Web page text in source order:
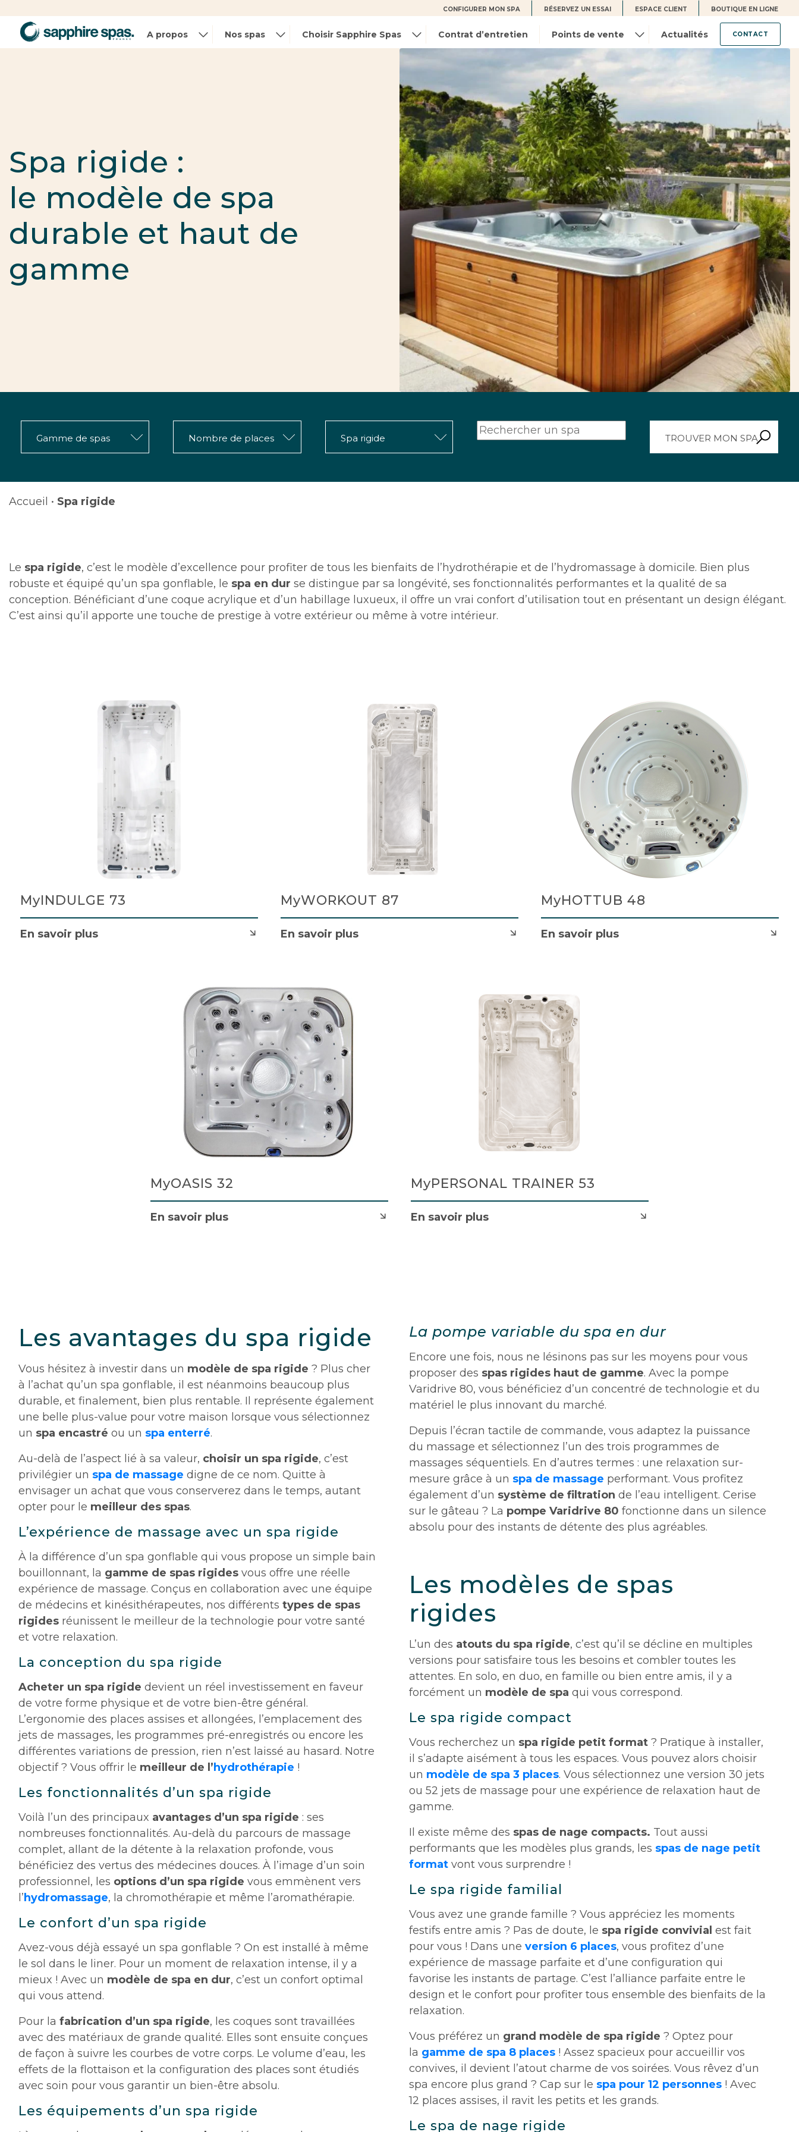
CONFIGURER MON SPA RÉSERVEZ UN ESSAI ESPACE CLIENT BOUTIQUE EN LIGNE
A propos Nos spas Choisir Sapphire Spas Contrat d’entretien Points de vente Actualités CONTACT
Spa rigide :
le modèle de spa
durable et haut de
gamme
Accueil • Spa rigide
Le spa rigide, c’est le modèle d’excellence pour profiter de tous les bienfaits de l’hydrothérapie et de l’hydromassage à domicile. Bien plus
robuste et équipé qu’un spa gonflable, le spa en dur se distingue par sa longévité, ses fonctionnalités performantes et la qualité de sa
conception. Bénéficiant d’une coque acrylique et d’un habillage luxueux, il offre un vrai confort d’utilisation tout en présentant un design élégant.
C’est ainsi qu’il apporte une touche de prestige à votre extérieur ou même à votre intérieur.
MyINDULGE 73
En savoir plus
MyWORKOUT 87
En savoir plus
MyHOTTUB 48
En savoir plus
MyOASIS 32
En savoir plus
MyPERSONAL TRAINER 53
En savoir plus
Les avantages du spa rigide
Vous hésitez à investir dans un modèle de spa rigide ? Plus cher
à l’achat qu’un spa gonflable, il est néanmoins beaucoup plus
durable, et finalement, bien plus rentable. Il représente également
une belle plus-value pour votre maison lorsque vous sélectionnez
un spa encastré ou un spa enterré.
Au-delà de l’aspect lié à sa valeur, choisir un spa rigide, c’est
privilégier un spa de massage digne de ce nom. Quitte à
envisager un achat que vous conserverez dans le temps, autant
opter pour le meilleur des spas.
L’expérience de massage avec un spa rigide
À la différence d’un spa gonflable qui vous propose un simple bain
bouillonnant, la gamme de spas rigides vous offre une réelle
expérience de massage. Conçus en collaboration avec une équipe
de médecins et kinésithérapeutes, nos différents types de spas
rigides réunissent le meilleur de la technologie pour votre santé
et votre relaxation.
La conception du spa rigide
Acheter un spa rigide devient un réel investissement en faveur
de votre forme physique et de votre bien-être général.
L’ergonomie des places assises et allongées, l’emplacement des
jets de massages, les programmes pré-enregistrés ou encore les
différentes variations de pression, rien n’est laissé au hasard. Notre
objectif ? Vous offrir le meilleur de l’hydrothérapie !
Les fonctionnalités d’un spa rigide
Voilà l’un des principaux avantages d’un spa rigide : ses
nombreuses fonctionnalités. Au-delà du parcours de massage
complet, allant de la détente à la relaxation profonde, vous
bénéficiez des vertus des médecines douces. À l’image d’un soin
professionnel, les options d’un spa rigide vous emmènent vers
l’hydromassage, la chromothérapie et même l’aromathérapie.
Le confort d’un spa rigide
Avez-vous déjà essayé un spa gonflable ? On est installé à même
le sol dans le liner. Pour un moment de relaxation intense, il y a
mieux ! Avec un modèle de spa en dur, c’est un confort optimal
qui vous attend.
Pour la fabrication d’un spa rigide, les coques sont travaillées
avec des matériaux de grande qualité. Elles sont ensuite conçues
de façon à suivre les courbes de votre corps. Le volume d’eau, les
effets de la flottaison et la configuration des places sont étudiés
avec soin pour vous garantir un bien-être absolu.
Les équipements d’un spa rigide
La pompe variable du spa en dur
Encore une fois, nous ne lésinons pas sur les moyens pour vous
proposer des spas rigides haut de gamme. Avec la pompe
Varidrive 80, vous bénéficiez d’un concentré de technologie et du
matériel le plus innovant du marché.
Depuis l’écran tactile de commande, vous adaptez la puissance
du massage et sélectionnez l’un des trois programmes de
massages séquentiels. En d’autres termes : une relaxation sur-
mesure grâce à un spa de massage performant. Vous profitez
également d’un système de filtration de l’eau intelligent. Cerise
sur le gâteau ? La pompe Varidrive 80 fonctionne dans un silence
absolu pour des instants de détente des plus agréables.
Les modèles de spas
rigides
L’un des atouts du spa rigide, c’est qu’il se décline en multiples
versions pour satisfaire tous les besoins et combler toutes les
attentes. En solo, en duo, en famille ou bien entre amis, il y a
forcément un modèle de spa qui vous correspond.
Le spa rigide compact
Vous recherchez un spa rigide petit format ? Pratique à installer,
il s’adapte aisément à tous les espaces. Vous pouvez alors choisir
un modèle de spa 3 places. Vous sélectionnez une version 30 jets
ou 52 jets de massage pour une expérience de relaxation haut de
gamme.
Il existe même des spas de nage compacts. Tout aussi
performants que les modèles plus grands, les spas de nage petit
format vont vous surprendre !
Le spa rigide familial
Vous avez une grande famille ? Vous appréciez les moments
festifs entre amis ? Pas de doute, le spa rigide convivial est fait
pour vous ! Dans une version 6 places, vous profitez d’une
expérience de massage parfaite et d’une configuration qui
favorise les instants de partage. C’est l’alliance parfaite entre le
design et le confort pour profiter tous ensemble des bienfaits de la
relaxation.
Vous préférez un grand modèle de spa rigide ? Optez pour
la gamme de spa 8 places ! Assez spacieux pour accueillir vos
convives, il devient l’atout charme de vos soirées. Vous rêvez d’un
spa encore plus grand ? Cap sur le spa pour 12 personnes ! Avec
12 places assises, il ravit les petits et les grands.
Le spa de nage rigide